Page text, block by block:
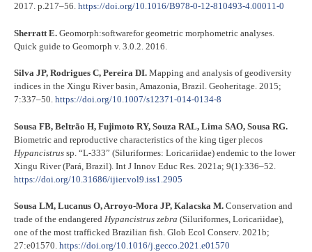
2017. p.217–56. https://doi.org/10.1016/B978-0-12-810493-4.00011-0
Sherratt E. Geomorph:softwarefor geometric morphometric analyses.
Quick guide to Geomorph v. 3.0.2. 2016.
Silva JP, Rodrigues C, Pereira DI. Mapping and analysis of geodiversity
indices in the Xingu River basin, Amazonia, Brazil. Geoheritage. 2015;
7:337–50. https://doi.org/10.1007/s12371-014-0134-8
Sousa FB, Beltrão H, Fujimoto RY, Souza RAL, Lima SAO, Sousa RG.
Biometric and reproductive characteristics of the king tiger plecos
Hypancistrus sp. “L-333” (Siluriformes: Loricariidae) endemic to the lower
Xingu River (Pará, Brazil). Int J Innov Educ Res. 2021a; 9(1):336–52.
https://doi.org/10.31686/ijier.vol9.iss1.2905
Sousa LM, Lucanus O, Arroyo-Mora JP, Kalacska M. Conservation and
trade of the endangered Hypancistrus zebra (Siluriformes, Loricariidae),
one of the most trafficked Brazilian fish. Glob Ecol Conserv. 2021b;
27:e01570. https://doi.org/10.1016/j.gecco.2021.e01570